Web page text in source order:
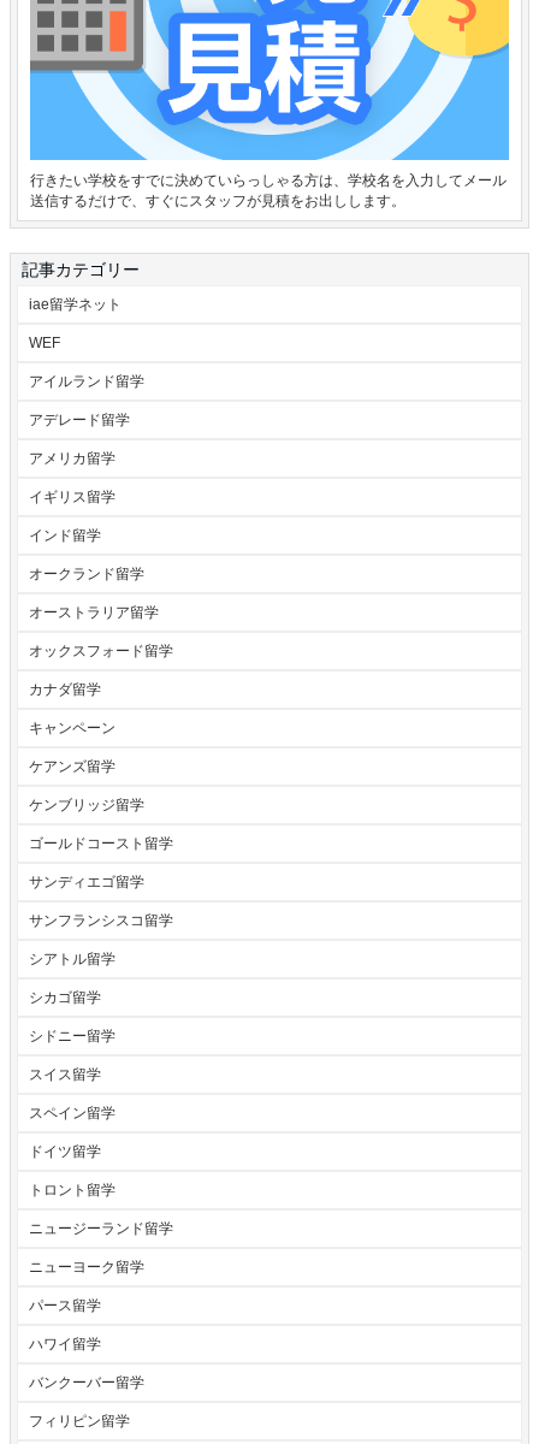
行きたい学校をすでに決めていらっしゃる方は、学校名を入力してメール
送信するだけで、すぐにスタッフが見積をお出しします。
記事カテゴリー
iae留学ネット
WEF
アイルランド留学
アデレード留学
アメリカ留学
イギリス留学
インド留学
オークランド留学
オーストラリア留学
オックスフォード留学
カナダ留学
キャンペーン
ケアンズ留学
ケンブリッジ留学
ゴールドコースト留学
サンディエゴ留学
サンフランシスコ留学
シアトル留学
シカゴ留学
シドニー留学
スイス留学
スペイン留学
ドイツ留学
トロント留学
ニュージーランド留学
ニューヨーク留学
パース留学
ハワイ留学
バンクーバー留学
フィリピン留学